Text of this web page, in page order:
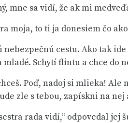
mne sa vidí, že ak mi
moja, to ti ja donesiem čo
nebezpečnú cestu. Ako tak
Schytí flintu a chce do
Poď, nadoj si mlieka!
zle s tebou, zapískni na nej
rada vidí,“ odpovedal jej